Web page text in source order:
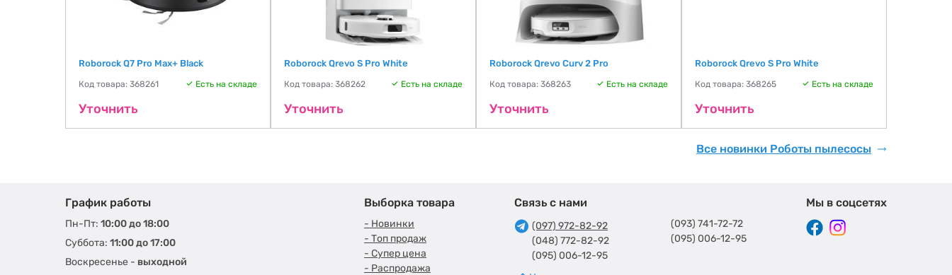
Roborock Q7 Pro Max+ Black
Код товара: 368261 Есть на складе
Уточнить
Roborock Qrevo S Pro White
Код товара: 368262 Есть на складе
Уточнить
Roborock Qrevo Curv 2 Pro
Код товара: 368263 Есть на складе
Уточнить
Roborock Qrevo S Pro White
Код товара: 368265 Есть на складе
Уточнить
Все новинки Роботы пылесосы
График работы
Пн-Пт: 10:00 до 18:00
Суббота: 11:00 до 17:00
Воскресенье - выходной
Выборка товара
- Новинки
- Топ продаж
- Супер цена
- Распродажа
Связь с нами
(097) 972-82-92
(048) 772-82-92
(095) 006-12-95
(093) 741-72-72
(095) 006-12-95
Мы в соцсетях